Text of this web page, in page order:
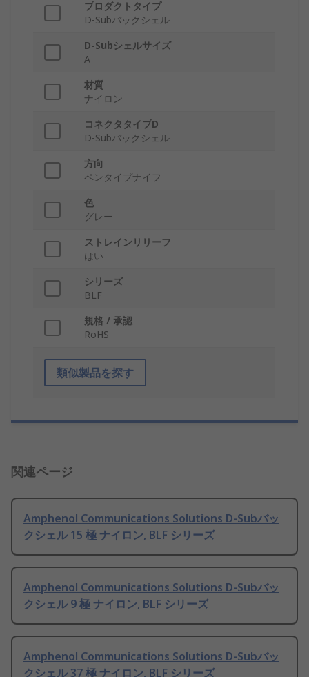
プロダクトタイプ
D-Subバックシェル
D-Subシェルサイズ
A
材質
ナイロン
コネクタタイプD
D-Subバックシェル
方向
ペンタイプナイフ
色
グレー
ストレインリリーフ
はい
シリーズ
BLF
規格 / 承認
RoHS
類似製品を探す
関連ページ
Amphenol Communications Solutions D-Subバッ
クシェル 15 極 ナイロン, BLF シリーズ
Amphenol Communications Solutions D-Subバッ
クシェル 9 極 ナイロン, BLF シリーズ
Amphenol Communications Solutions D-Subバッ
クシェル 37 極 ナイロン, BLF シリーズ